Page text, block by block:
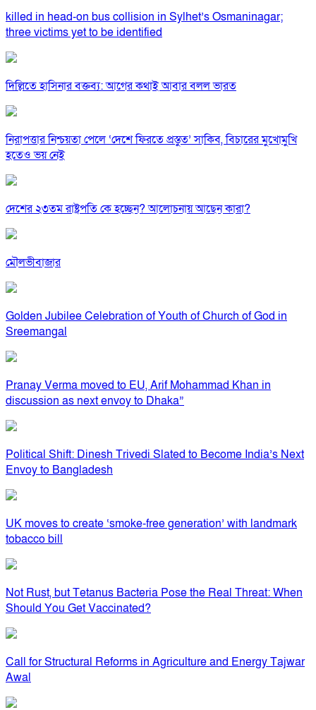
killed in head-on bus collision in Sylhet’s Osmaninagar;
three victims yet to be identified
দিল্লিতে হাসিনার বক্তব্য: আগের কথাই আবার বলল ভারত
নিরাপত্তার নিশ্চয়তা পেলে ‘দেশে ফিরতে প্রস্তুত’ সাকিব, বিচারের মুখোমুখি
হতেও ভয় নেই
দেশের ২৩তম রাষ্ট্রপতি কে হচ্ছেন? আলোচনায় আছেন কারা?
মৌলভীবাজার
Golden Jubilee Celebration of Youth of Church of God in
Sreemangal
Pranay Verma moved to EU, Arif Mohammad Khan in
discussion as next envoy to Dhaka”
Political Shift: Dinesh Trivedi Slated to Become India’s Next
Envoy to Bangladesh
UK moves to create ‘smoke-free generation’ with landmark
tobacco bill
Not Rust, but Tetanus Bacteria Pose the Real Threat: When
Should You Get Vaccinated?
Call for Structural Reforms in Agriculture and Energy Tajwar
Awal